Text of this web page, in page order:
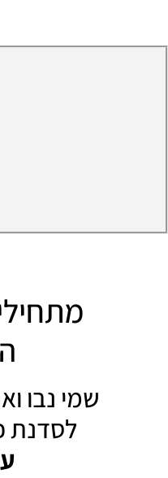
שמי נבו
לסדנת